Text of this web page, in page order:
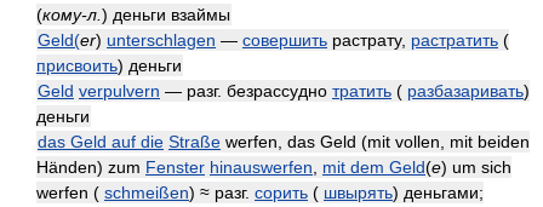
(кому-л. ) деньги взаймы
Geld(er) unterschlagen — совершить растрату, растратить (
присвоить) деньги
Geld verpulvern — разг. безрассудно тратить ( разбазаривать)
деньги
das Geld auf die Straße werfen, das Geld (mit vollen, mit beiden
Händen) zum Fenster hinauswerfen mit dem Geld(e) um sich
werfen ( schmeißen) ≈ разг. сорить ( швырять) деньгами;